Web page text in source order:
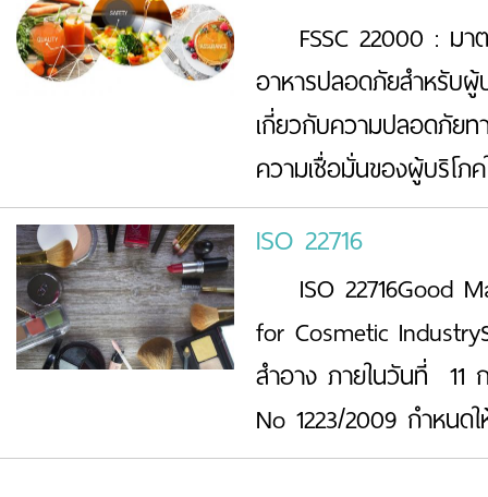
FSSC 22000 : มาต
อาหารปลอดภัยสำหรับ
เกี่ยวกับความปลอดภัย
ความเชื่อมั่นของผู้บริโภค
ISO 22716
ISO 22716Good
for Cosmetic
สำอาง ภายในวันที่ 11
No 1223/2009 กำหนด